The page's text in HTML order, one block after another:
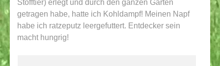
Stofftier) erlegt und durch den ganzen Garten
getragen habe, hatte ich Kohldampf! Meinen Napf
habe ich ratzeputz leergefuttert. Entdecker sein
macht hungrig!